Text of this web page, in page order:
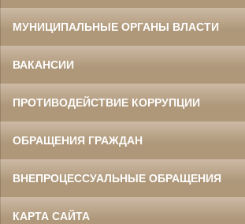
МУНИЦИПАЛЬНЫЕ ОРГАНЫ ВЛАСТИ
ВАКАНСИИ
ПРОТИВОДЕЙСТВИЕ КОРРУПЦИИ
ОБРАЩЕНИЯ ГРАЖДАН
ВНЕПРОЦЕССУАЛЬНЫЕ ОБРАЩЕНИЯ
КАРТА САЙТА